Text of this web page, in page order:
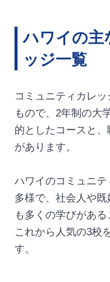
ハワイの主
ッジ一覧
コミュニティカレ
もので、2年制の大
的としたコースと
があります。
ハワイのコミュニ
多様で、社会人や
も多くの学びがある
これから人気の3校
す。